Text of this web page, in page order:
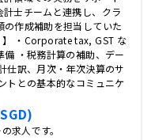
士チームと連携し、クラ
の作成補助を担当していた
】 ・Corporate tax, GST な
備 ・税務計算の補助、デー
仕訳、月次・年次決算のサ
トとの基本的なコミュニケ
求人です。